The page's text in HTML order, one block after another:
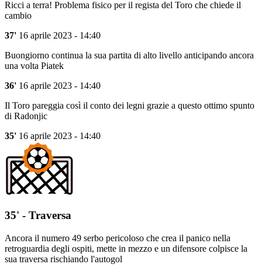
Ricci a terra! Problema fisico per il regista del Toro che chiede il
cambio
37' 16 aprile 2023 - 14:40
Buongiorno continua la sua partita di alto livello anticipando ancora
una volta Piatek
36' 16 aprile 2023 - 14:40
Il Toro pareggia così il conto dei legni grazie a questo ottimo spunto
di Radonjic
35' 16 aprile 2023 - 14:40
35' - Traversa
Ancora il numero 49 serbo pericoloso che crea il panico nella
retroguardia degli ospiti, mette in mezzo e un difensore colpisce la
sua traversa rischiando l'autogol